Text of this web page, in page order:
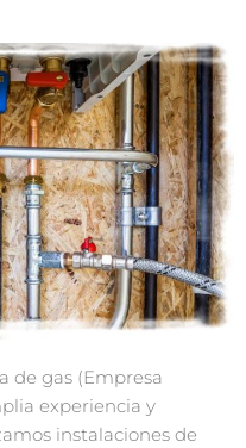
de gas (Empresa
experiencia y
instalaciones de